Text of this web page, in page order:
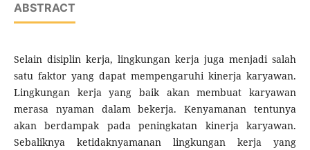
ABSTRACT
Selain disiplin kerja, lingkungan kerja juga menjadi salah
satu faktor yang dapat mempengaruhi kinerja karyawan.
Lingkungan kerja yang baik akan membuat karyawan
merasa nyaman dalam bekerja. Kenyamanan tentunya
akan berdampak pada peningkatan kinerja karyawan.
Sebaliknya ketidaknyamanan lingkungan kerja yang